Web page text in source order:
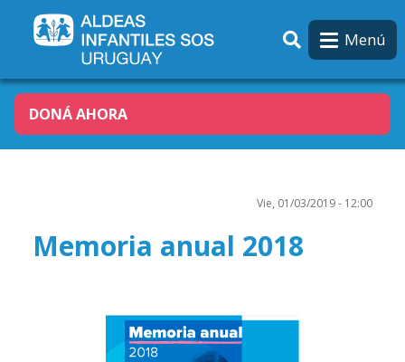
Menú
DONÁ AHORA
Vie, 01/03/2019 - 12:00
Memoria anual 2018